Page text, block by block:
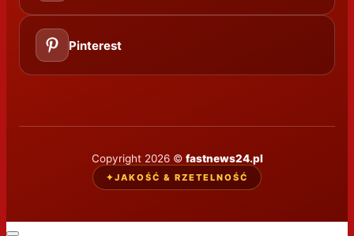
Pinterest
Copyright 2026 © fastnews24.pl
✦JAKOŚĆ & RZETELNOŚĆ